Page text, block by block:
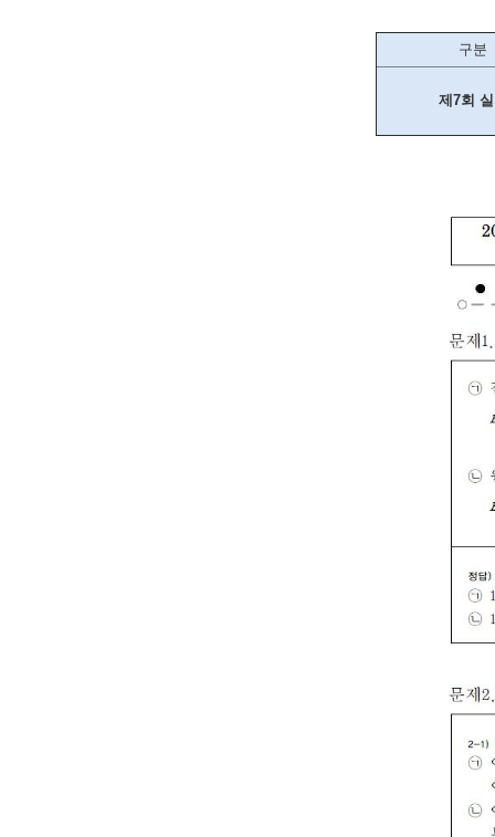
구분
제7회